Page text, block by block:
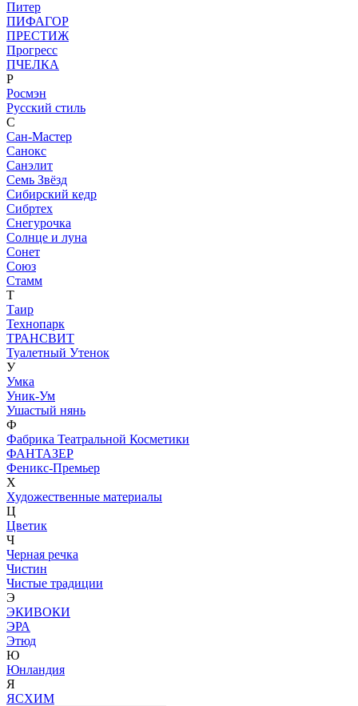
Питер
ПИФАГОР
ПРЕСТИЖ
Прогресс
ПЧЕЛКА
Р
Росмэн
Русский стиль
С
Сан-Мастер
Санокс
Санэлит
Семь Звёзд
Сибирский кедр
Сибртех
Снегурочка
Солнце и луна
Сонет
Союз
Стамм
Т
Таир
Технопарк
ТРАНСВИТ
Туалетный Утенок
У
Умка
Уник-Ум
Ушастый нянь
Ф
Фабрика Театральной Косметики
ФАНТАЗЕР
Феникс-Премьер
Х
Художественные материалы
Ц
Цветик
Ч
Черная речка
Чистин
Чистые традиции
Э
ЭКИВОКИ
ЭРА
Этюд
Ю
Юнландия
Я
ЯСХИМ